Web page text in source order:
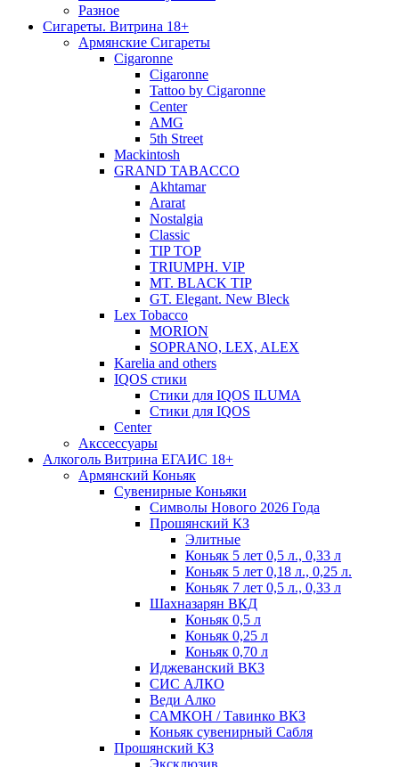
Разное
Сигареты. Витрина 18+
Армянские Сигареты
Cigaronne
Cigaronne
Tattoo by Cigaronne
Center
AMG
5th Street
Mackintosh
GRAND TABACCO
Akhtamar
Ararat
Nostalgia
Classic
TIP TOP
TRIUMPH. VIP
MT. BLACK TIP
GT. Elegant. New Bleck
Lex Tobacco
MORION
SOPRANO, LEX, ALEX
Karelia and others
IQOS стики
Стики для IQOS ILUMA
Стики для IQOS
Сenter
Акссессуары
Алкоголь Витрина ЕГАИС 18+
Армянский Коньяк
Сувенирные Коньяки
Символы Нового 2026 Года
Прошянский КЗ
Элитные
Коньяк 5 лет 0,5 л., 0,33 л
Коньяк 5 лет 0,18 л., 0,25 л.
Коньяк 7 лет 0,5 л., 0,33 л
Шахназарян ВКД
Коньяк 0,5 л
Коньяк 0,25 л
Коньяк 0,70 л
Иджеванский ВКЗ
СИС АЛКО
Веди Алко
САМКОН / Тавинко ВКЗ
Коньяк сувенирный Сабля
Прошянский КЗ
Эксклюзив